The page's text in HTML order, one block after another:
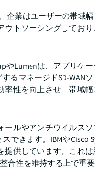
企業はユーザーの帯域
ウトソーシングしてお
やLumenは、アプリケ
るマネージドSD-WANソ
率性を向上させ、帯域
ルやアンチウイルスソ
きます。IBMやCisco
供しています。これは
性を維持する上で重要